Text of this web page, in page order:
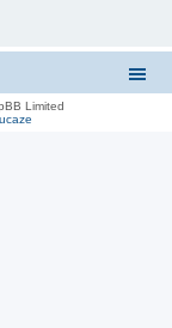
Limited